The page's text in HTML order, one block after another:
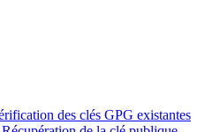
des clés GPG existantes